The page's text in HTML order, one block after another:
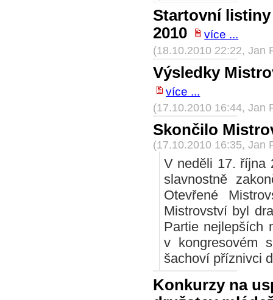
Startovní listiny
2010
více ...
(18.10.2010 22:22, Jan
Výsledky
více ...
(17.10.2010 16:44, Jan
Skončilo
(17.10.2010 16:35, Jan
V neděli 17. října
slavnostně
Otevřené
Mistrovství byl
Partie nejlepších
v kongresovém
šachoví příznivci
Konkurzy na